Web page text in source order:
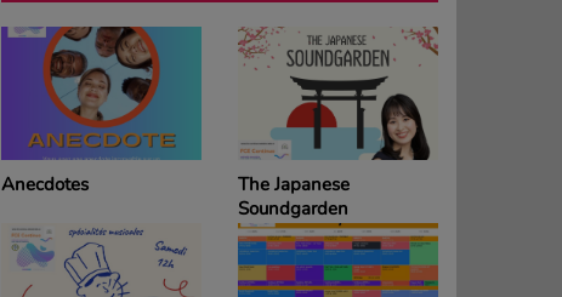
The Japanese
La Grille des
programmes
DIMANCHE